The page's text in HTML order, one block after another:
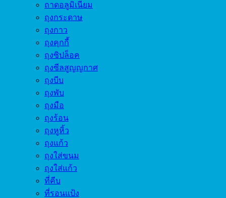
ถาดอลูมิเนียม
ถุงกระดาษ
ถุงกาว
ถุงคุกกี้
ถุงซิปล็อค
ถุงซีลสูญญกาศ
ถุงบีบ
ถุงพับ
ถุงมือ
ถุงร้อน
ถุงหูหิ้ว
ถุงแก้ว
ถุงใส่ขนม
ถุงใส่แก้ว
ที่คีบ
ที่รอนแป้ง